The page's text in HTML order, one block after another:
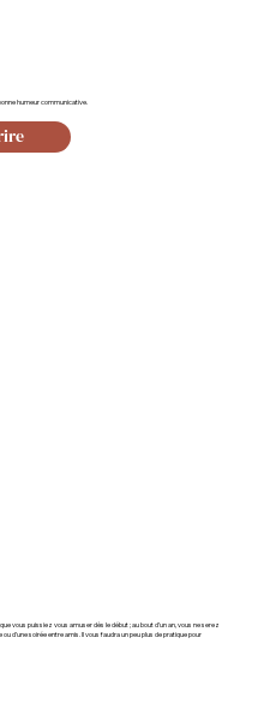
humeur communicative.
vous puissiez vous amuser dès le début ; au bout d’un an, vous ne serez
d’une soirée entre amis. Il vous faudra un peu plus de pratique pour